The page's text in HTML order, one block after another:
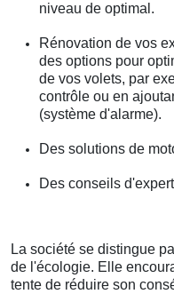
niveau de optimal.
Rénovation de vos
des options pour
de vos volets, par
contrôle ou en
(système d'alarme).
Des solutions de
Des conseils
La société se distingue
de l'écologie. Elle
tente de réduire son